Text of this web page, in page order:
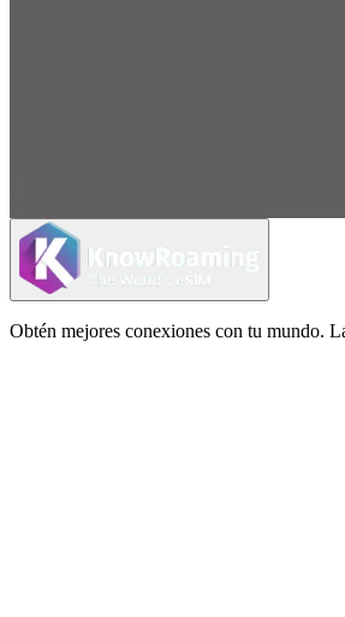
Obtén mejores conexiones con tu mundo.